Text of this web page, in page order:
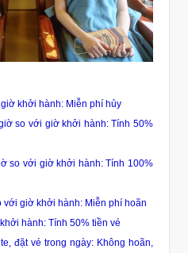
khởi hành: Miễn phí hủy
với giờ khởi hành: Tính 50%
với giờ khởi hành: Tính 100%
giờ khởi hành: Miễn phí hoãn
hành: Tính 50% tiền vé
vé trong ngày: Không hoãn,